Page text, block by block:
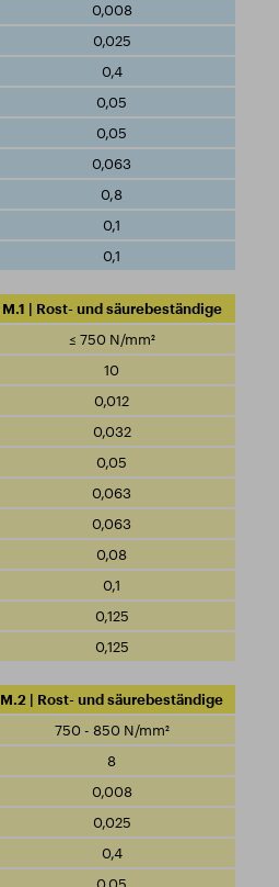
0,008
0,025
0,4
0,05
0,05
0,063
0,8
0,1
0,1
M.1 | Rost- und säurebeständige
≤ 750 N/mm²
10
0,012
0,032
0,05
0,063
0,063
0,08
0,1
0,125
0,125
M.2 | Rost- und säurebeständige
750 - 850 N/mm²
8
0,008
0,025
0,4